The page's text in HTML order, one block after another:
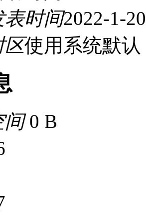
表时间2022-1-
区使用系统默认
间0 B